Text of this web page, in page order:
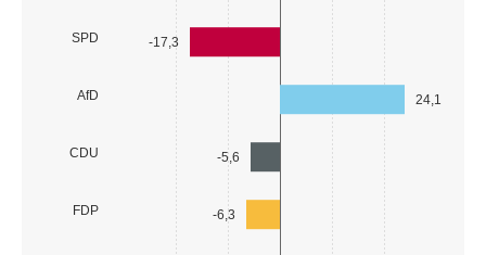
SPD
AfD
CDU
FDP
-17,3
24,1
-5,6
-6,3